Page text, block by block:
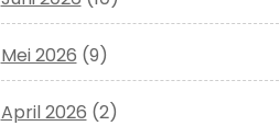
Mei 2026 (9)
April 2026 (2)